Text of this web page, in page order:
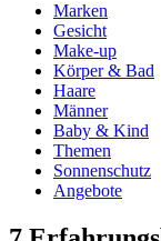
Marken
Gesicht
Make-up
Körper & Bad
Haare
Männer
Baby & Kind
Themen
Sonnenschutz
Angebote